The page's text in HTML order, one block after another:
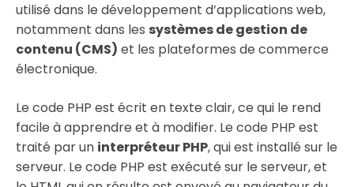
utilisé dans le développement d’applications web,
notamment dans les systèmes de gestion de
contenu (CMS) et les plateformes de commerce
électronique.
Le code PHP est écrit en texte clair, ce qui le rend
facile à apprendre et à modifier. Le code PHP est
traité par un interpréteur PHP, qui est installé sur le
serveur. Le code PHP est exécuté sur le serveur, et